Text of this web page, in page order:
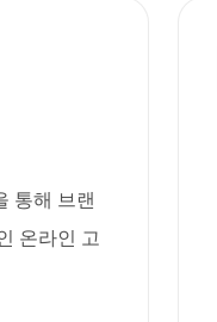
통해 브랜
온라인 고